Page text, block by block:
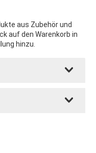
aus Zubehör und
auf den Warenkorb in
hinzu.